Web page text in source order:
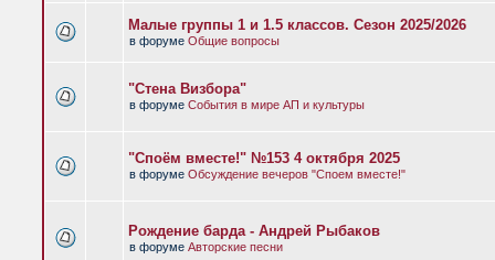
Малые группы 1 и 1.5 классов. Сезон 2025/2026
в форуме Общие вопросы
"Стена Визбора"
в форуме События в мире АП и культуры
"Споём вместе!" №153 4 октября 2025
в форуме Обсуждение вечеров "Споем вместе!"
Рождение барда - Андрей Рыбаков
в форуме Авторские песни